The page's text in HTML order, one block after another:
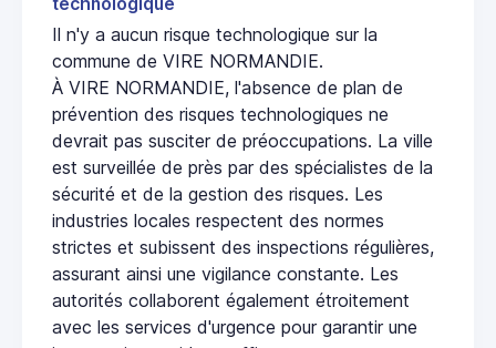
technologique
Il n'y a aucun risque technologique sur la
commune de VIRE NORMANDIE.
À VIRE NORMANDIE, l'absence de plan de
prévention des risques technologiques ne
devrait pas susciter de préoccupations. La ville
est surveillée de près par des spécialistes de la
sécurité et de la gestion des risques. Les
industries locales respectent des normes
strictes et subissent des inspections régulières,
assurant ainsi une vigilance constante. Les
autorités collaborent également étroitement
avec les services d'urgence pour garantir une